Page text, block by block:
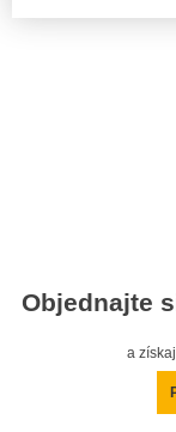
Objednajte
a